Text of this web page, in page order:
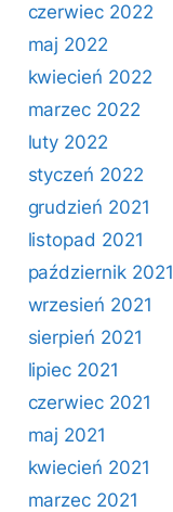
czerwiec 2022
maj 2022
kwiecień 2022
marzec 2022
luty 2022
styczeń 2022
grudzień 2021
listopad 2021
październik 2021
wrzesień 2021
sierpień 2021
lipiec 2021
czerwiec 2021
maj 2021
kwiecień 2021
marzec 2021